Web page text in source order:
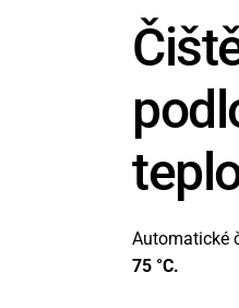
Automatické
75 °C.